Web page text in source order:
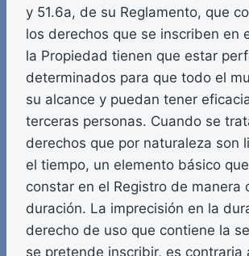
y 51.6a, de su Reglamento, que
los derechos que se inscriben en
la Propiedad tienen que estar
determinados para que todo el
su alcance y puedan tener
terceras personas. Cuando se
derechos que por naturaleza son
el tiempo, un elemento básico
constar en el Registro de manera
duración. La imprecisión en la
derecho de uso que contiene la
se pretende inscribir, es contraria